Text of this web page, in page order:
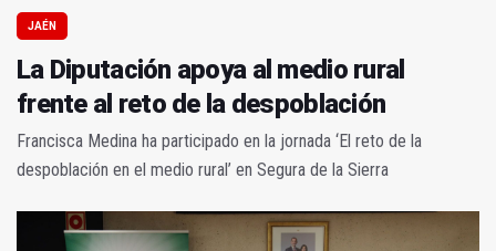
JAÉN
La Diputación apoya al medio rural
frente al reto de la despoblación
Francisca Medina ha participado en la jornada ‘El reto de la
despoblación en el medio rural’ en Segura de la Sierra